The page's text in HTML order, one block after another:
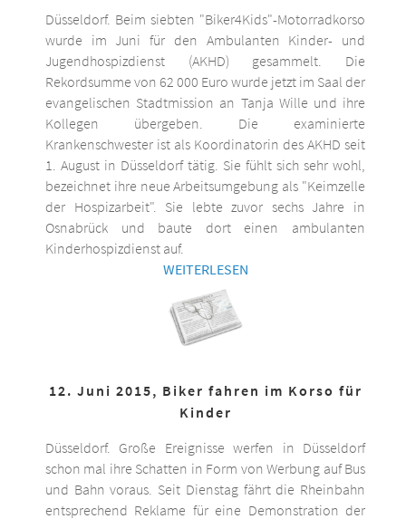
Düsseldorf. Beim siebten "Biker4Kids"-Motorradkorso
wurde im Juni für den Ambulanten Kinder- und
Jugendhospizdienst (AKHD) gesammelt. Die
Rekordsumme von 62 000 Euro wurde jetzt im Saal der
evangelischen Stadtmission an Tanja Wille und ihre
Kollegen übergeben. Die examinierte
Krankenschwester ist als Koordinatorin des AKHD seit
1. August in Düsseldorf tätig. Sie fühlt sich sehr wohl,
bezeichnet ihre neue Arbeitsumgebung als "Keimzelle
der Hospizarbeit". Sie lebte zuvor sechs Jahre in
Osnabrück und baute dort einen ambulanten
Kinderhospizdienst auf.
WEITERLESEN
12. Juni 2015, Biker fahren im Korso für
Kinder
Düsseldorf. Große Ereignisse werfen in Düsseldorf
schon mal ihre Schatten in Form von Werbung auf Bus
und Bahn voraus. Seit Dienstag fährt die Rheinbahn
entsprechend Reklame für eine Demonstration der